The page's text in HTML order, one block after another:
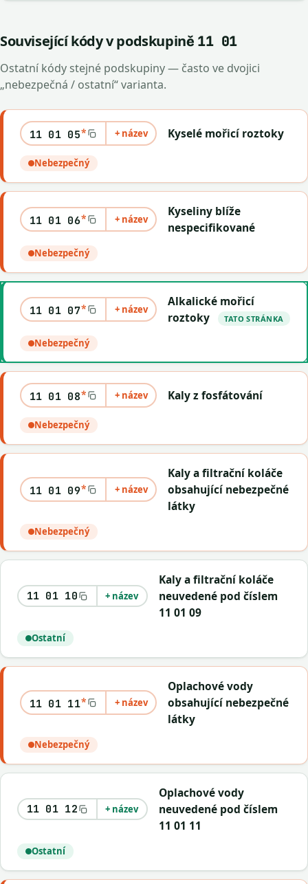
Související kódy v podskupině 11 01
Ostatní kódy stejné podskupiny — často ve dvojici
„nebezpečná / ostatní“ varianta.
11 01 05* + název Kyselé mořicí roztoky
Nebezpečný
11 01 06* + název
Kyseliny blíže
nespecifikované
Nebezpečný
11 01 07* + název
Alkalické mořicí
roztoky
TATO STRÁNKA
Nebezpečný
11 01 08* + název Kaly z fosfátování
Nebezpečný
11 01 09* + název
Kaly a filtrační koláče
obsahující nebezpečné
látky
Nebezpečný
11 01 10 + název
Kaly a filtrační koláče
neuvedené pod číslem
11 01 09
Ostatní
11 01 11* + název
Oplachové vody
obsahující nebezpečné
látky
Nebezpečný
11 01 12 + název
Oplachové vody
neuvedené pod číslem
11 01 11
Ostatní